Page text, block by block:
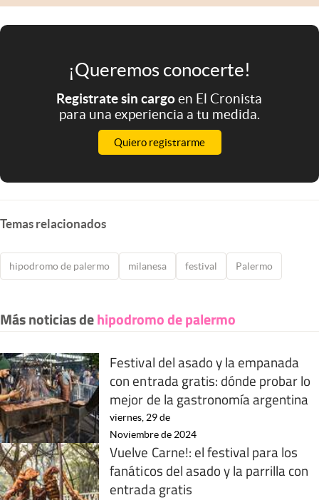
¡Queremos conocerte!
Registrate sin cargoen El Cronista
para una experiencia a tu medida.
Quiero registrarme
Temas relacionados
hipodromo de palermo milanesa festival Palermo
Más noticias dehipodromo de palermo
Festival del asado y la empanada
con entrada gratis: dónde probar lo
mejor de la gastronomía argentina
viernes, 29 de
Noviembre de 2024
Vuelve Carne!: el festival para los
fanáticos del asado y la parrilla con
entrada gratis